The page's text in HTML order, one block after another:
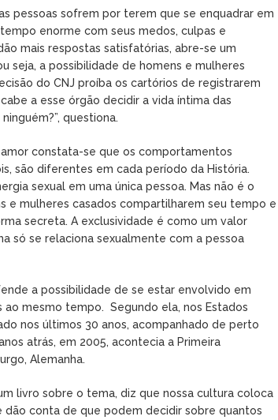
pessoas sofrem por terem que se enquadrar em
enorme com seus medos, culpas e
mais respostas satisfatórias, abre-se um
seja, a possibilidade de homens e mulheres
do CNJ proíba os cartórios de registrarem
a esse órgão decidir a vida íntima das
questiona.
constata-se que os comportamentos
são diferentes em cada período da História.
sexual em uma única pessoa. Mas não é o
e mulheres casados compartilharem seu tempo e
secreta. A exclusividade é como um valor
só se relaciona sexualmente com a pessoa
a possibilidade de se estar envolvido em
ao mesmo tempo. Segundo ela, nos Estados
nos últimos 30 anos, acompanhado de perto
atrás, em 2005, acontecia a Primeira
Alemanha.
livro sobre o tema, diz que nossa cultura coloca
dão conta de que podem decidir sobre quantos